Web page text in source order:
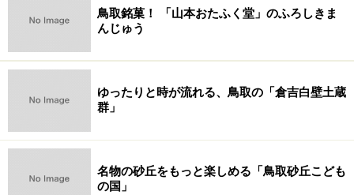
鳥取銘菓！ 「山本おたふく堂」のふろしきま
んじゅう
ゆったりと時が流れる、鳥取の「倉吉白壁土蔵
群」
名物の砂丘をもっと楽しめる「鳥取砂丘こども
の国」